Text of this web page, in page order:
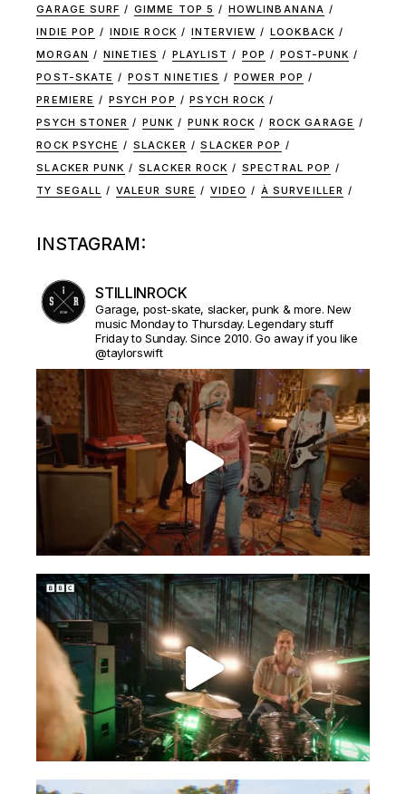
GARAGE SURF
GIMME TOP 5
HOWLINBANANA
INDIE POP
INDIE ROCK INTERVIEW
LOOKBACK
MORGAN
NINETIES PLAYLIST POP
POST-PUNK
POST-SKATE
POST NINETIES
POWER POP
PREMIERE
PSYCH POP
PSYCH ROCK
PSYCH STONER
PUNK PUNK ROCK
ROCK GARAGE
ROCK PSYCHE
SLACKER
SLACKER POP
SLACKER PUNK
SLACKER ROCK
SPECTRAL POP
TY SEGALL
VALEUR SURE VIDEO À SURVEILLER
INSTAGRAM:
STILLINROCK
Garage, post-skate, slacker, punk & more. New
music Monday to Thursday. Legendary stuff
Friday to Sunday. Since 2010. Go away if you like
@taylorswift